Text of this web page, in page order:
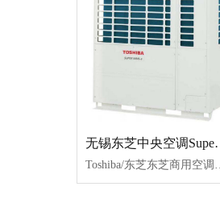
无锡东
Toshiba/东芝东芝商用空调SuperMMS-e系列适用：办公楼、酒店、厂房产品类型：全直流变频多联机产品特点：高效稳定、省电、静音可靠推荐